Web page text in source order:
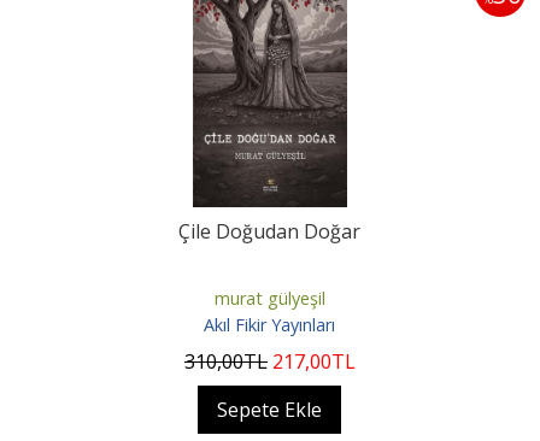
Çile Doğudan Doğar
murat gülyeşil
Akıl Fikir Yayınları
310,00TL 217,00TL
Sepete Ekle